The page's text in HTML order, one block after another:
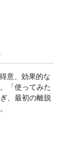
意、効果的な
「使ってみた
、最初の離脱